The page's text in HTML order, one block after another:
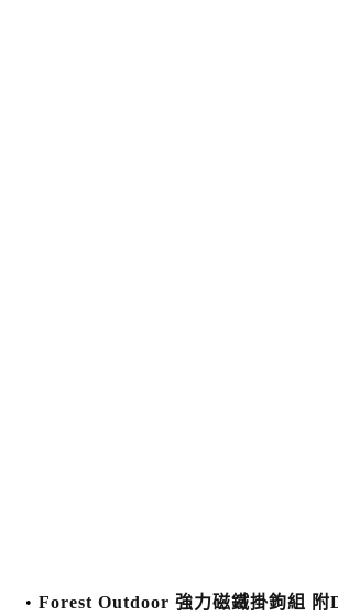
Forest Outdoor 強力磁鐵掛鉤組 附